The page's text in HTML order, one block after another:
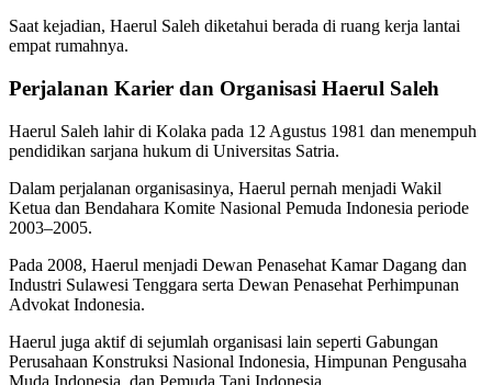
Saat kejadian, Haerul Saleh diketahui berada di ruang kerja lantai
empat rumahnya.
Perjalanan Karier dan Organisasi Haerul Saleh
Haerul Saleh lahir di Kolaka pada 12 Agustus 1981 dan menempuh
pendidikan sarjana hukum di Universitas Satria.
Dalam perjalanan organisasinya, Haerul pernah menjadi Wakil
Ketua dan Bendahara Komite Nasional Pemuda Indonesia periode
2003–2005.
Pada 2008, Haerul menjadi Dewan Penasehat Kamar Dagang dan
Industri Sulawesi Tenggara serta Dewan Penasehat Perhimpunan
Advokat Indonesia.
Haerul juga aktif di sejumlah organisasi lain seperti Gabungan
Perusahaan Konstruksi Nasional Indonesia, Himpunan Pengusaha
Muda Indonesia, dan Pemuda Tani Indonesia.